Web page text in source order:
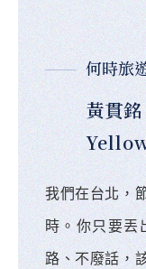
何時旅
黃貫銘
我們在台北，
時。你只要丟
路、不廢話，